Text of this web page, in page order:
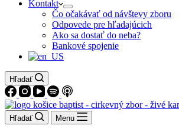
Kontakt
Čo očakávať od návštevy zboru
Odpovede pre hľadajúcich
Ako sa dostať do neba?
Bankové spojenie
Hľadať
Hľadať Menu